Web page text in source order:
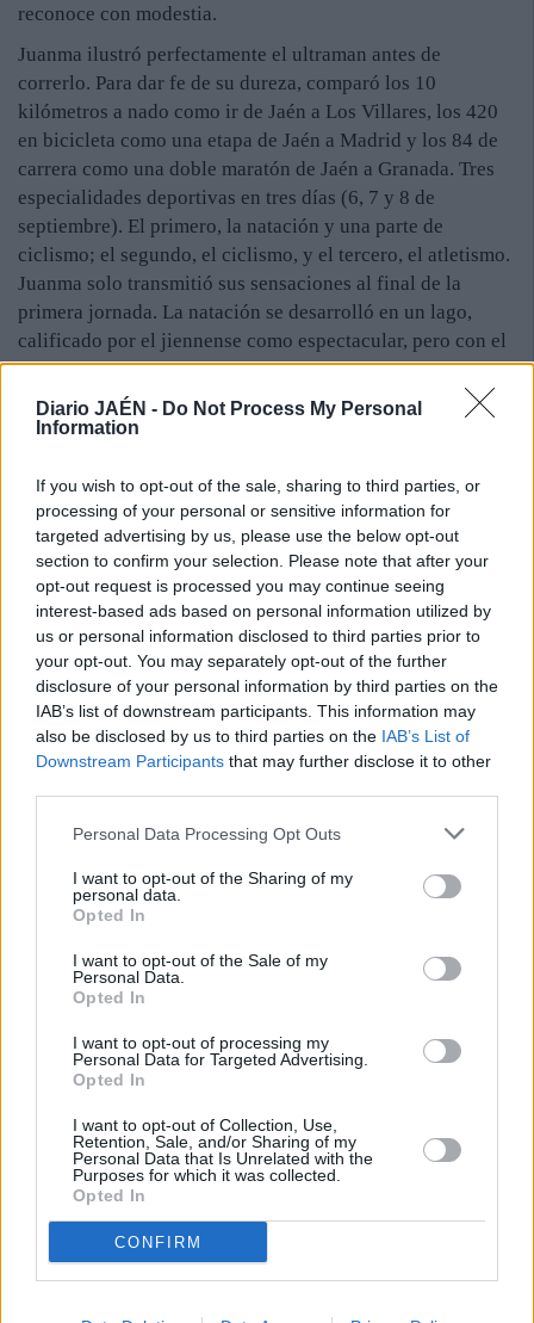
Diario JAÉN - Do Not Process My Personal
Information
If you wish to opt-out of the sale, sharing to third parties, or
processing of your personal or sensitive information for
targeted advertising by us, please use the below opt-out
section to confirm your selection. Please note that after your
opt-out request is processed you may continue seeing
interest-based ads based on personal information utilized by
us or personal information disclosed to third parties prior to
your opt-out. You may separately opt-out of the further
disclosure of your personal information by third parties on the
IAB’s list of downstream participants. This information may
also be disclosed by us to third parties on the IAB’s List of
Downstream Participants that may further disclose it to other
Personal Data Processing Opt Outs
I want to opt-out of the Sharing of my
personal data.
Opted In
I want to opt-out of the Sale of my
Personal Data.
Opted In
I want to opt-out of processing my
Personal Data for Targeted Advertising.
Opted In
I want to opt-out of Collection, Use,
Retention, Sale, and/or Sharing of my
Personal Data that Is Unrelated with the
Purposes for which it was collected.
Opted In
CONFIRM
reconoce con modestia.
Juanma ilustró perfectamente el ultraman antes de
correrlo. Para dar fe de su dureza, comparó los 10
kilómetros a nado como ir de Jaén a Los Villares, los 420
en bicicleta como una etapa de Jaén a Madrid y los 84 de
carrera como una doble maratón de Jaén a Granada. Tres
especialidades deportivas en tres días (6, 7 y 8 de
septiembre). El primero, la natación y una parte de
ciclismo; el segundo, el ciclismo, y el tercero, el atletismo.
Juanma solo transmitió sus sensaciones al final de la
primera jornada. La natación se desarrolló en un lago,
calificado por el jiennense como espectacular, pero con el
agua muy fría. “Durante la natación llovió y las corrientes
te frenaban bastante en algunas zonas. 3 horas y 30
minutos metido en las gélidas aguas”, relató. Sobre el
paisajes, pero el tiempo cambiaba constantemente: sol,
viento en contra, viento lateral y lluvia”. El primer día
terminó undécimo en la general y sexto mejor tiempo en el
sector de la bicicleta. En los siguientes, Juanma mejoró
prestaciones y se superó hasta alcanzar esa quinta
posición final. Un ejemplo de superación y de fortaleza
mental. El cuerpo siempre respondió al alma y fue cuando
el deportista se hizo héroe y se convirtió en ultrahombre.